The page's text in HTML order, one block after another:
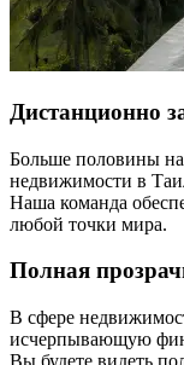
Дистанционно
Больше половины
недвижимости в
Наша команда
любой точки мира.
Полная
В сфере
исчерпывающую